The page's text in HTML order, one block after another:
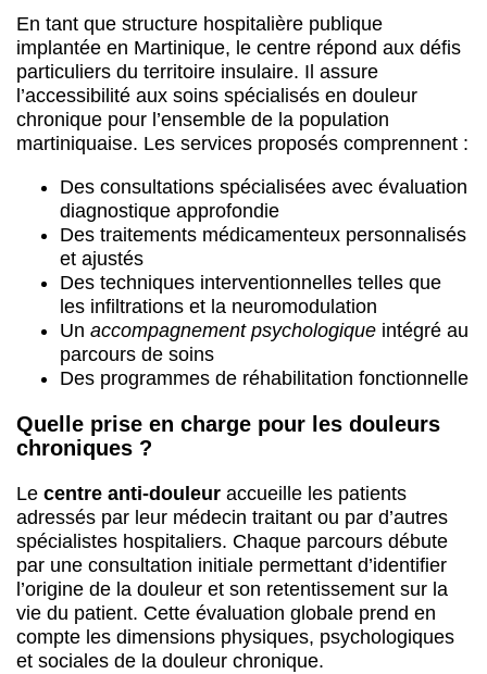
En tant que structure hospitalière publique
implantée en Martinique, le centre répond aux défis
particuliers du territoire insulaire. Il assure
l’accessibilité aux soins spécialisés en douleur
chronique pour l’ensemble de la population
martiniquaise. Les services proposés comprennent :
Des consultations spécialisées avec évaluation
diagnostique approfondie
Des traitements médicamenteux personnalisés
et ajustés
Des techniques interventionnelles telles que
les infiltrations et la neuromodulation
Un accompagnement psychologique intégré au
parcours de soins
Des programmes de réhabilitation fonctionnelle
Quelle prise en charge pour les douleurs
chroniques ?
Le centre anti-douleur accueille les patients
adressés par leur médecin traitant ou par d’autres
spécialistes hospitaliers. Chaque parcours débute
par une consultation initiale permettant d’identifier
l’origine de la douleur et son retentissement sur la
vie du patient. Cette évaluation globale prend en
compte les dimensions physiques, psychologiques
et sociales de la douleur chronique.